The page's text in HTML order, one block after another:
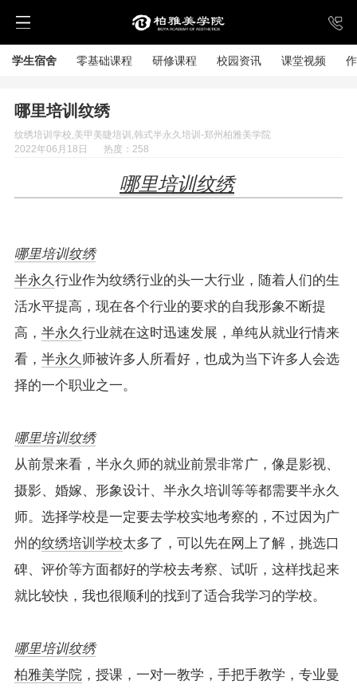
学生宿舍 零基础课程 研修课程 校园资讯 课堂视频
哪里培训纹绣
纹绣培训学校,美甲美睫培训,韩式半永久培训-郑州柏雅美学院
2022年06月18日
热度：258
哪里培训纹绣
哪里培训纹绣
半永久 行业作为纹绣行业的头一大行业，随着人们的生
活水平提高，现在各个行业的要求的自我形象不断提
高， 半永久 行业就在这时迅速发展，单纯从就业行情来
看， 半永久 师被许多人所看好，也成为当下许多人会选
择的一个职业之一。
哪里培训纹绣
从前景来看，半永久师的就业前景非常广，像是影视、
摄影、婚嫁、形象设计、半永久培训等等都需要半永久
师。选择学校是一定要去学校实地考察的，不过因为广
州的纹绣培训学校太多了，可以先在网上了解，挑选口
碑、评价等方面都好的学校去考察、试听，这样找起来
就比较快，我也很顺利的找到了适合我学习的学校。
哪里培训纹绣
柏雅美学院，授课，一对一教学，手把手教学，专业曼